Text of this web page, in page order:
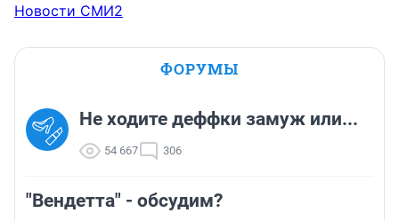
Новости СМИ2
ФОРУМЫ
Не ходите деффки замуж или...
54 667 306
"Вендетта" - обсудим?